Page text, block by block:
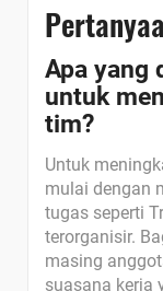
Apa yang
untuk
tim?
Untuk
mulai dengan
tugas seperti
terorganisir.
masing
suasana kerja